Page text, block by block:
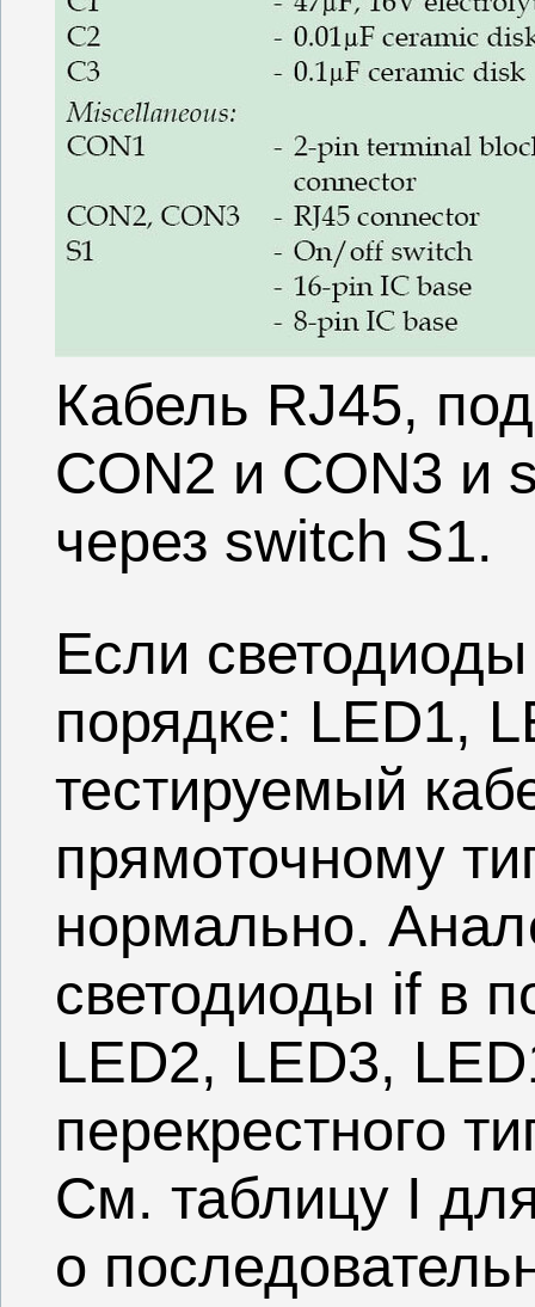
Кабель RJ45,
CON2 и CON3 и
через switch S1.
Если
порядке: LED1,
тестируемый
прямоточному
нормально.
светодиоды if в
LED2, LED3,
перекрестного
См. таблицу I
о